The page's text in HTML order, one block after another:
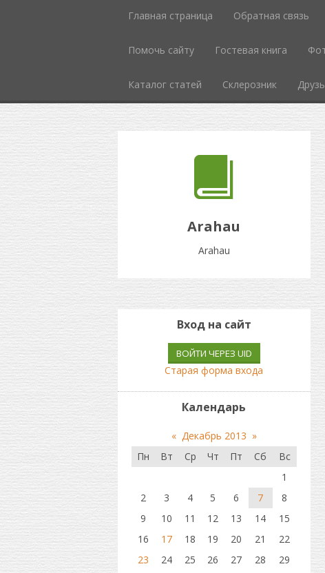
Главная страница Обратная связь
Помочь сайту Гостевая книга
Каталог статей Склерозник
Arahau
Arahau
Вход на сайт
ВОЙТИ ЧЕРЕЗ UID
Старая форма входа
Календарь
« Декабрь 2013 »
Пн
Вт Ср Чт Пт Сб
Вс
1
2
3 4 5 6 7
8
9
10 11 12 13 14
15
16
17 18 19 20 21
22
23
24 25 26 27 28
29